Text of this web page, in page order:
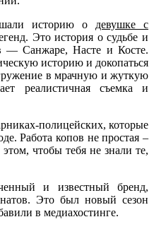
историю о девушке с
Это история о судьбе и
— Санжаре, Насте и Косте.
историю и докопаться
в мрачную и жуткую
реалистичная съемка и
полицейских, которые
Работа копов не простая –
чтобы тебя не знали те,
и известный бренд,
Это был новый сезон
в медиахостинге.